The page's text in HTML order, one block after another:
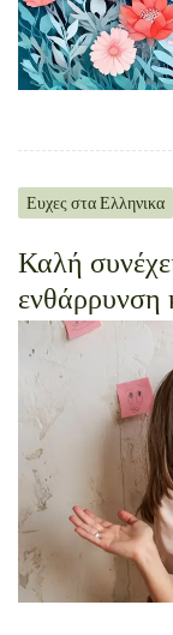
Ευχες στα Ελληνικα
Καλή
ενθάρρυνση